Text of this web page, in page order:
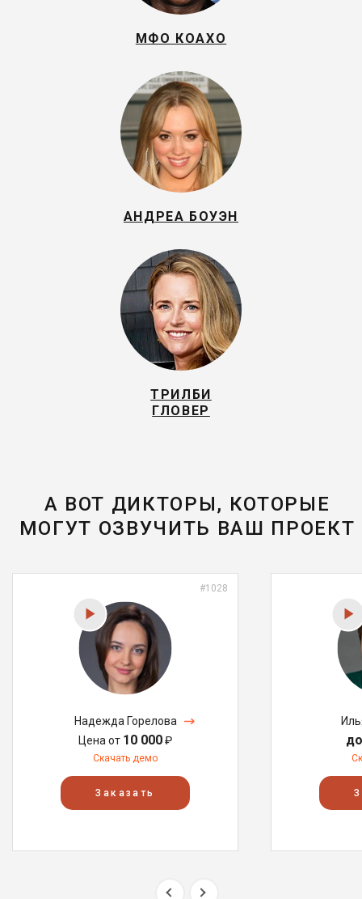
МФО КОАХО
АНДРЕА БОУЭН
ТРИЛБИ
ГЛОВЕР
А ВОТ ДИКТОРЫ, КОТОРЫЕ
МОГУТ ОЗВУЧИТЬ ВАШ ПРОЕКТ
#1028
Надежда Горелова
Цена от 10 000₽
Скачать демо
Заказать